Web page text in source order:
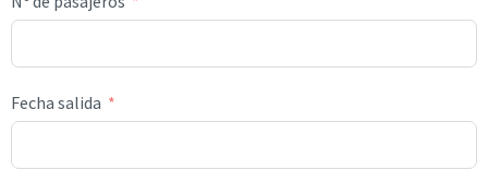
Fecha salida